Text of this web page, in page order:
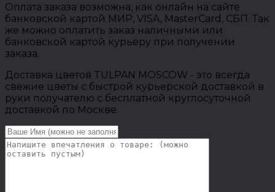
Оплата заказа возможна, как онлайн на сайте
банковской картой МИР, VISA, MasterCard, СБП. Так
же можно оплатить заказ наличными или
банковской картой курьеру при получении
заказа.
Доставка цветов TULPAN MOSCOW - это всегда
свежие цветы с быстрой курьерской доставкой в
руки получателю с бесплатной круглосуточной
доставкой по Москве.